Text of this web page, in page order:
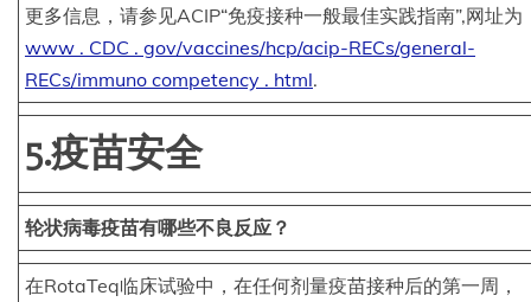
更多信息，请参见ACIP“免疫接种一般最佳实践指南”,网址为
www . CDC . gov/vaccines/hcp/acip-RECs/general-
RECs/immuno competency . html.
5.疫苗安全
轮状病毒疫苗有哪些不良反应？
在RotaTeq临床试验中，在任何剂量疫苗接种后的第一周，